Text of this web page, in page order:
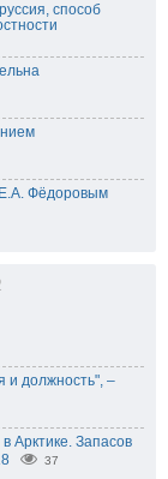
способ
Фёдоровым
и должность", –
Арктике. Запасов
37